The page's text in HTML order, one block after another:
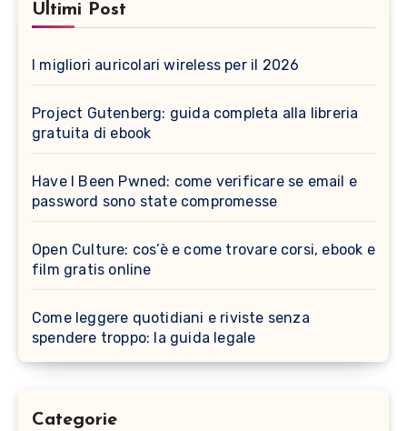
Ultimi Post
I migliori auricolari wireless per il 2026
Project Gutenberg: guida completa alla libreria
gratuita di ebook
Have I Been Pwned: come verificare se email e
password sono state compromesse
Open Culture: cos’è e come trovare corsi, ebook e
film gratis online
Come leggere quotidiani e riviste senza
spendere troppo: la guida legale
Categorie